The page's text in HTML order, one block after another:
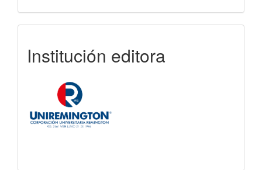
Institución editora